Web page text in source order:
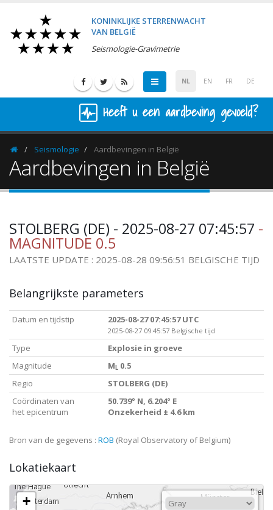
KONINKLIJKE STERRENWACHT
VAN BELGIË
Seismologie-Gravimetrie
NL EN FR DE
Heeft u een aardbeving gevoeld?
HomepageSeismologie Aardbevingen in België
Aardbevingen in België
STOLBERG (DE) - 2025-08-27 07:45:57 -
MAGNITUDE 0.5
LAATSTE UPDATE : 2025-08-28 09:56:51 BELGISCHE TIJD
Belangrijkste parameters
Datum en tijdstip 2025-08-27 07:45:57 UTC
2025-08-27 09:45:57 Belgische tijd
Type
Explosie in groeve
Magnitude
M L 0.5
Regio
STOLBERG (DE)
Coördinaten van
het epicentrum
50.739° N, 6.204° E
Onzekerheid ± 4.6 km
Bron van de gegevens : ROB (Royal Observatory of Belgium)
Lokatiekaart
+